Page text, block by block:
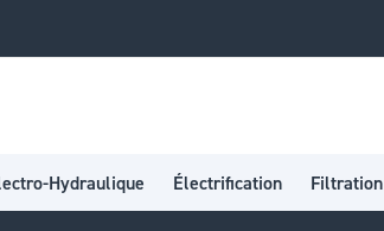
Hydraulique Électrification Filtration